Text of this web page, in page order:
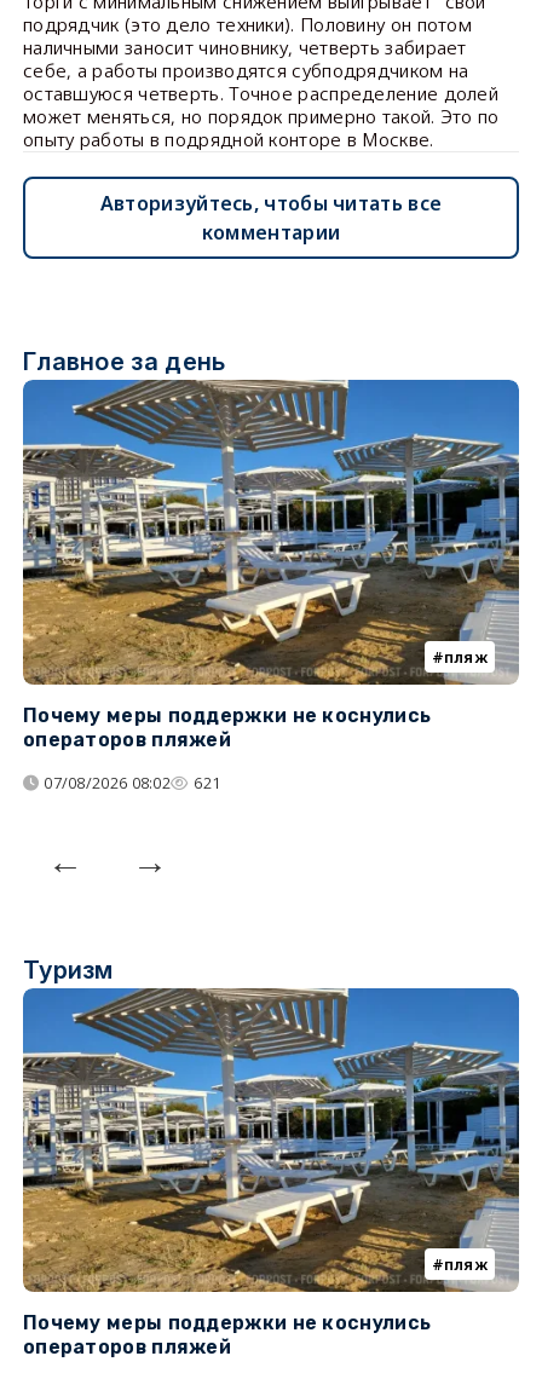
подрядчик (это дело техники). Половину он потом
наличными заносит чиновнику, четверть забирает
себе, а работы производятся субподрядчиком на
оставшуюся четверть. Точное распределение долей
может меняться, но порядок примерно такой. Это по
опыту работы в подрядной конторе в Москве.
Авторизуйтесь, чтобы читать все
комментарии
Главное за день
пляж
Почему меры поддержки не коснулись
операторов пляжей
07/08/2026 08:02 621
Туризм
пляж
Почему меры поддержки не коснулись
операторов пляжей